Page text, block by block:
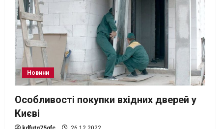
Новини
Особливості покупки вхідних дверей у
Києві